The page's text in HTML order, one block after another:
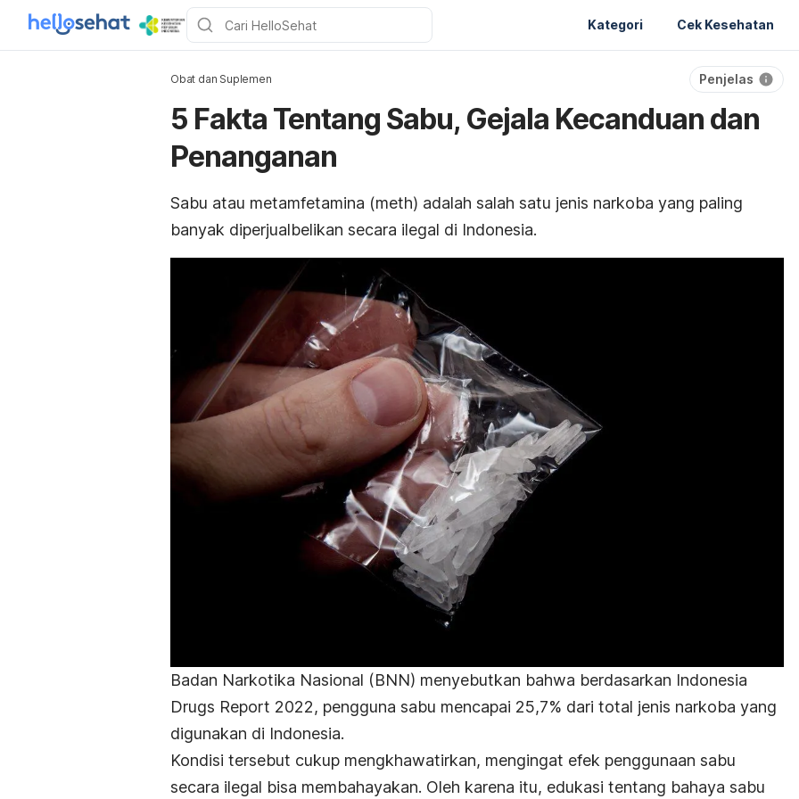
Kategori Cek Kesehatan
Obat dan Suplemen Penjelas
5 Fakta Tentang Sabu, Gejala Kecanduan dan
Penanganan
Sabu atau metamfetamina (meth) adalah salah satu jenis narkoba yang paling
banyak diperjualbelikan secara ilegal di Indonesia.
Badan Narkotika Nasional (BNN) menyebutkan bahwa berdasarkan Indonesia
Drugs Report 2022, pengguna sabu mencapai 25,7% dari total jenis narkoba yang
digunakan di Indonesia.
Kondisi tersebut cukup mengkhawatirkan, mengingat efek penggunaan sabu
secara ilegal bisa membahayakan. Oleh karena itu, edukasi tentang bahaya sabu